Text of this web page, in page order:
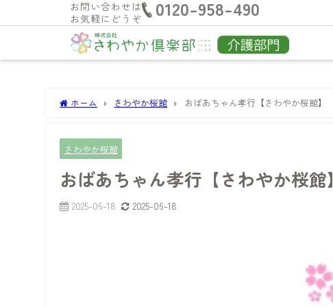
お問い合わせは
お気軽にどうぞ
0120-958-490
ホーム さわやか桜館 おばあちゃん孝行【さわやか桜館】
さわやか桜館
おばあちゃん孝行【さわやか桜館】
2025-06-18 2025-06-18